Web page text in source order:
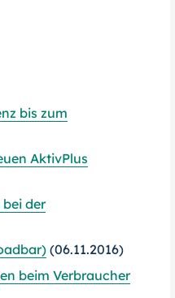
bis zum
AktivPlus
der
(06.11.2016)
beim Verbraucher